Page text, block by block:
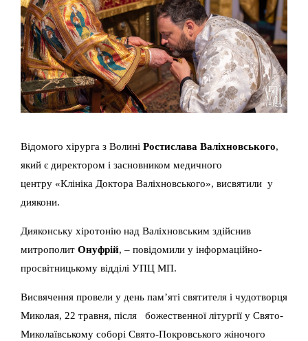
Відомого хірурга з Волині Ростислава Валіхновського,
який є директором і засновником медичного
центру «Клініка Доктора Валіхновського», висвятили у
диякони.
Дияконську хіротонію над Валіхновським здійснив
митрополит Онуфрій, – повідомили у інформаційно-
просвітницькому відділі УПЦ МП.
Висвячення провели у день пам’яті святителя і чудотворця
Миколая, 22 травня, після божественної літургії у Свято-
Миколаївському соборі Свято-Покровського жіночого